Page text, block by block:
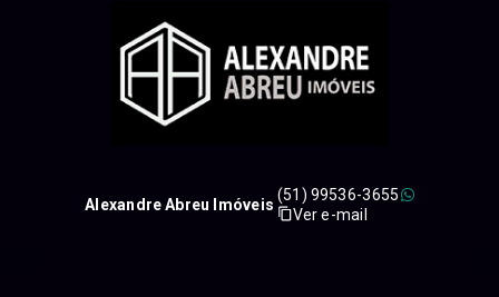
Alexandre Abreu Imóveis
(51) 99536-3655
Ver e-mail